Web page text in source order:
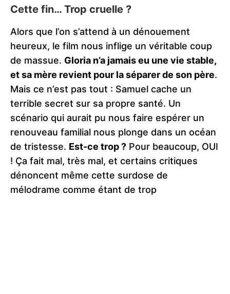
Cette fin… Trop cruelle ?
Alors que l’on s’attend à un dénouement
heureux, le film nous inflige un véritable coup
de massue. Gloria n’a jamais eu une vie stable,
et sa mère revient pour la séparer de son père.
Mais ce n’est pas tout : Samuel cache un
terrible secret sur sa propre santé. Un
scénario qui aurait pu nous faire espérer un
renouveau familial nous plonge dans un océan
de tristesse. Est-ce trop ? Pour beaucoup, OUI
! Ça fait mal, très mal, et certains critiques
dénoncent même cette surdose de
mélodrame comme étant de trop​